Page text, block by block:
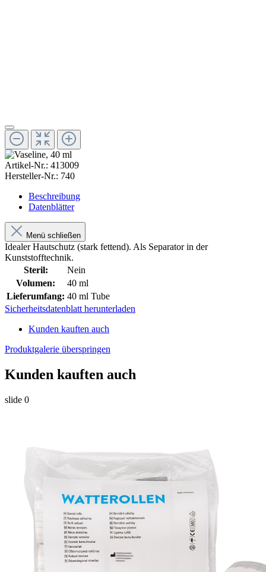
Artikel-Nr.: 413009
Hersteller-Nr.: 740
Beschreibung
Datenblätter
Menü schließen
Idealer Hautschutz (stark fettend). Als Separator in der
Kunststofftechnik.
Steril:
Nein
Volumen:
40 ml
Lieferumfang: 40 ml Tube
Sicherheitsdatenblatt herunterladen
Kunden kauften auch
Produktgalerie überspringen
Kunden kauften auch
slide 0